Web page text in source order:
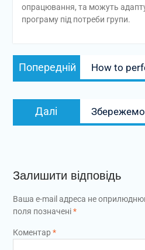
опрацювання, та можуть
програму під потреби групи.
Навігація
записів
Попередній
запис:
How to
Далі
Наступний
запис:
Залишити відповідь
Ваша e-mail адреса не
поля позначені*
Коментар *